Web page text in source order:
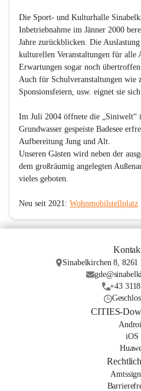
Die Sport- und Kulturhalle
Inbetriebnahme im Jänner 2000
Jahre zurückblicken. Die
kulturellen Veranstaltungen für alle
Erwartungen sogar noch
Auch für Schulveranstaltungen wie
Sponsionsfeiern, usw. eignet sie
Im Juli 2004 öffnete die „Siniwelt“
Grundwasser gespeiste Badesee
Aufbereitung Jung und Alt.
Unseren Gästen wird neben der
dem großräumig angelegten
vieles geboten.
Neu seit 2021: Wohnmobilstellplatz
Sinabelkirchen 8,
+43
CITIES-
iOS